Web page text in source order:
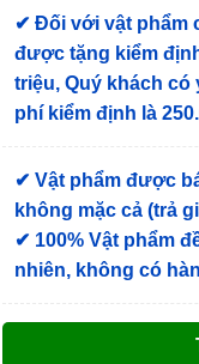
✔ Đối với vật phẩm
được tặng kiểm
triệu, Quý khách có
phí kiểm định là
✔ Vật phẩm được
không mặc cả (trả
✔ 100% Vật phẩm
nhiên, không có